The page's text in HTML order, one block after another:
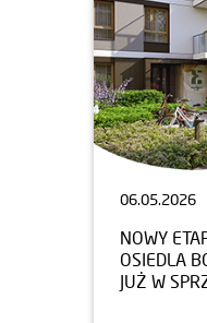
06.05.2026
NOWY
OSIEDLA
JUŻ W